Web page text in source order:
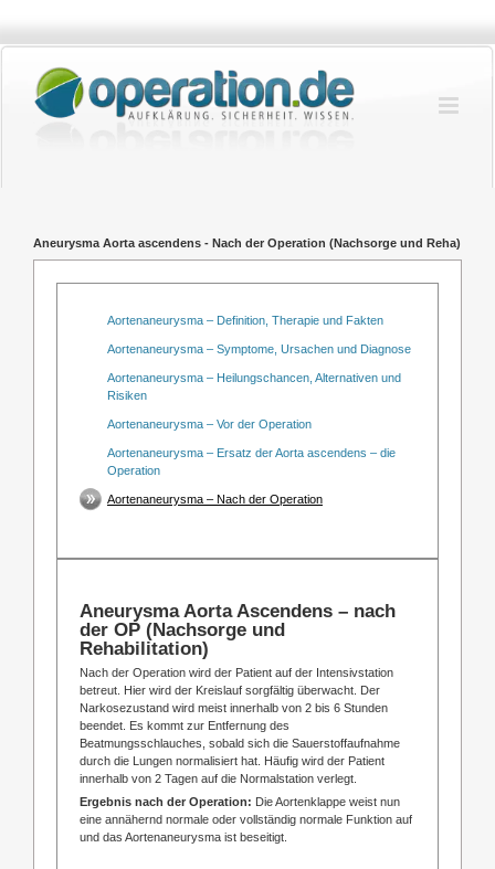
springen
Aneurysma Aorta ascendens - Nach der Operation (Nachsorge und Reha)
Aortenaneurysma – Definition, Therapie und Fakten
Aortenaneurysma – Symptome, Ursachen und Diagnose
Aortenaneurysma – Heilungschancen, Alternativen und
Risiken
Aortenaneurysma – Vor der Operation
Aortenaneurysma – Ersatz der Aorta ascendens – die
Operation
Aortenaneurysma – Nach der Operation
Aneurysma Aorta Ascendens – nach
der OP (Nachsorge und
Rehabilitation)
Nach der Operation wird der Patient auf der Intensivstation
betreut. Hier wird der Kreislauf sorgfältig überwacht. Der
Narkosezustand wird meist innerhalb von 2 bis 6 Stunden
beendet. Es kommt zur Entfernung des
Beatmungsschlauches, sobald sich die Sauerstoffaufnahme
durch die Lungen normalisiert hat. Häufig wird der Patient
innerhalb von 2 Tagen auf die Normalstation verlegt.
Ergebnis nach der Operation: Die Aortenklappe weist nun
eine annähernd normale oder vollständig normale Funktion auf
und das Aortenaneurysma ist beseitigt.